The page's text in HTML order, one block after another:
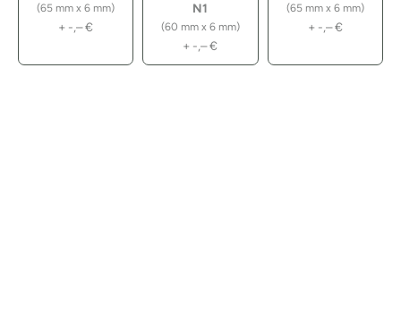
(65 mm x 6 mm)
+ -,–€
N1
(60 mm x 6 mm)
+ -,–€
(65 mm x 6 mm)
+ -,–€